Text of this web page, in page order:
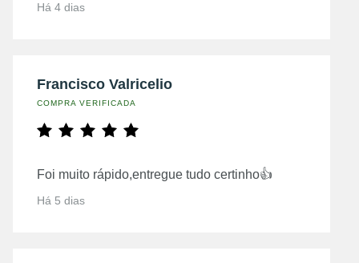
Há 4 dias
Francisco Valricelio
COMPRA VERIFICADA
Foi muito rápido,entregue tudo certinho👍
Há 5 dias